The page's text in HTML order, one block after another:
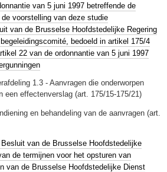
van 5 juni 1997 betreffende de
voorstelling van deze studie
van de Brusselse Hoofdstedelijke Regering
bedoeld in artikel 175/4
22 van de ordonnantie van 5 juni 1997
1.3 - Aanvragen die onderworpen
een effectenverslag (art. 175/15-175/21)
en behandeling van de aanvragen (art.
van de Brusselse Hoofdstedelijke
de termijnen voor het opsturen van
van de Brusselse Hoofdstedelijke Dienst